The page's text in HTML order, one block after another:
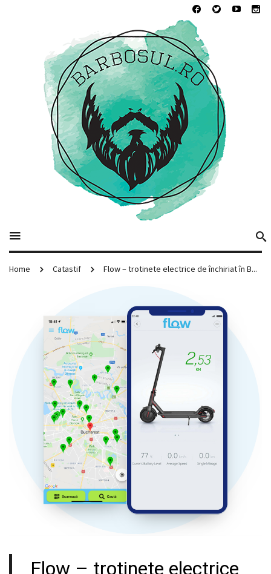
Home Catastif Flow – trotinete electrice de închiriat în B...
Flow – trotinete electrice